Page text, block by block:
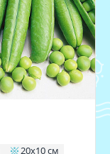
20х10 см